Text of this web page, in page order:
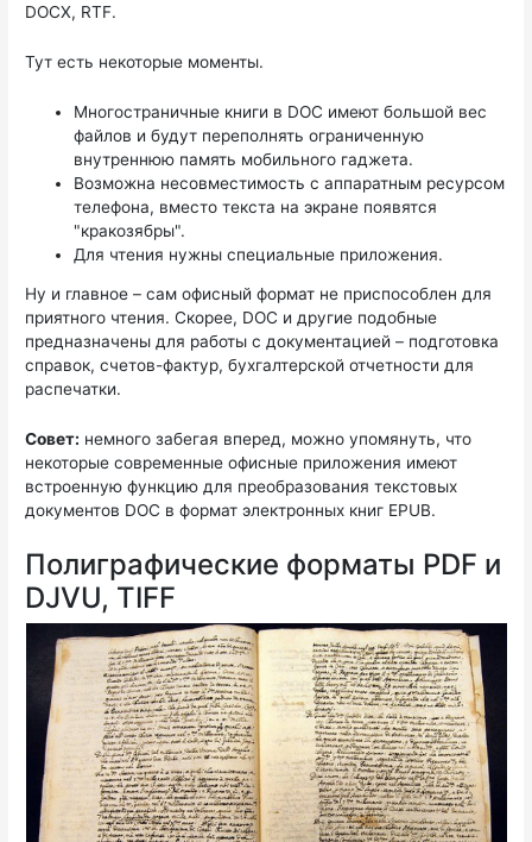
DOCX, RTF.
Тут есть некоторые моменты.
Многостраничные книги в DOC имеют большой вес
файлов и будут переполнять ограниченную
внутреннюю память мобильного гаджета.
Возможна несовместимость с аппаратным ресурсом
телефона, вместо текста на экране появятся
"кракозябры".
Для чтения нужны специальные приложения.
Ну и главное – сам офисный формат не приспособлен для
приятного чтения. Скорее, DOC и другие подобные
предназначены для работы с документацией – подготовка
справок, счетов-фактур, бухгалтерской отчетности для
распечатки.
Совет: немного забегая вперед, можно упомянуть, что
некоторые современные офисные приложения имеют
встроенную функцию для преобразования текстовых
документов DOC в формат электронных книг EPUB.
Полиграфические форматы PDF и
DJVU, TIFF